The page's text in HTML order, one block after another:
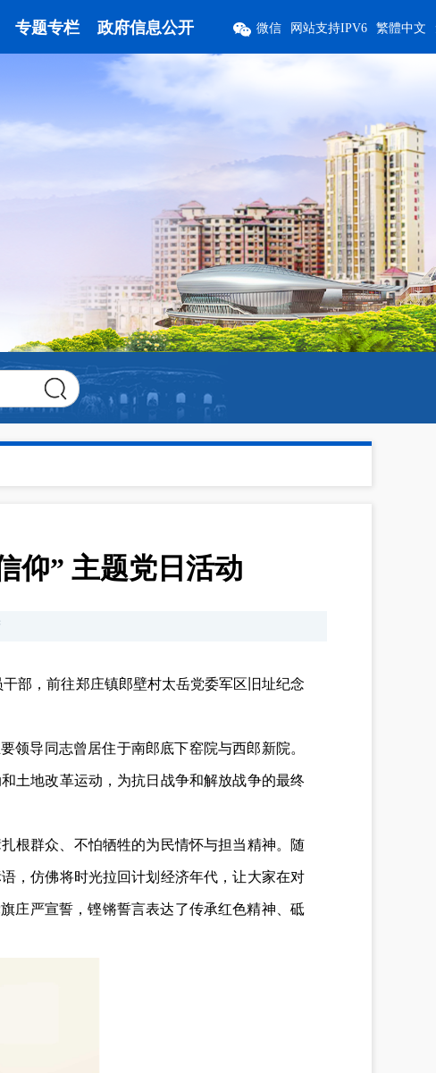
专题专栏 政府信息公开 微信 网站支持IPV6 繁體中文
仰” 主题党日活动
部，前往郑庄镇郎壁村太岳党委军区旧址纪念
领导同志曾居住于南郎底下窑院与西郎新院。
土地改革运动，为抗日战争和解放战争的最终
根群众、不怕牺牲的为民情怀与担当精神。随
，仿佛将时光拉回计划经济年代，让大家在对
庄严宣誓，铿锵誓言表达了传承红色精神、砥